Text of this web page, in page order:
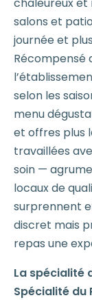
salons et
journée et
Récompensé
selon les
menu
et offres plus
travaillées
soin —
locaux de
surprennent
discret mais
repas une
La spécialité
Spécialité du